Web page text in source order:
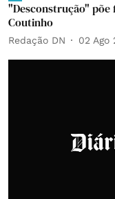
"Desconstrução"
Coutinho
Redação DN 02 Ago